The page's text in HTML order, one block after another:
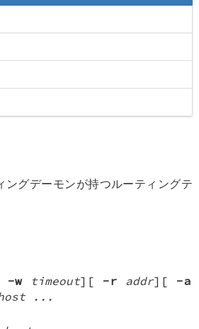
ングデーモンが持つルーティングテ
-w timeout][ -r addr][ -a
...